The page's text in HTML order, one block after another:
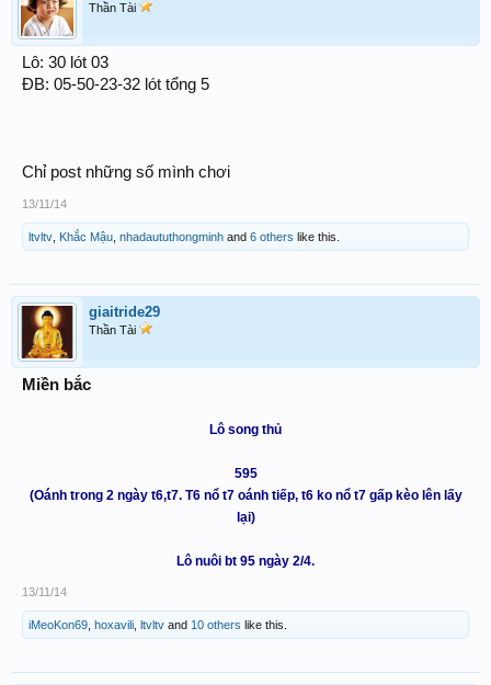
Thần Tài
Lô: 30 lót 03
ĐB: 05-50-23-32 lót tổng 5
Chỉ post những số mình chơi
13/11/14
ltvltv Khắc Mậu nhadaututhongminh and 6 others like this.
giaitride29
Thần Tài
Miền bắc
Lô song thủ
595
(Oánh trong 2 ngày t6,t7. T6 nổ t7 oánh tiếp, t6 ko nổ t7 gấp kèo lên lấy
lại)
Lô nuôi bt 95 ngày 2/4.
13/11/14
iMeoKon69 hoxavili ltvltv and 10 others like this.